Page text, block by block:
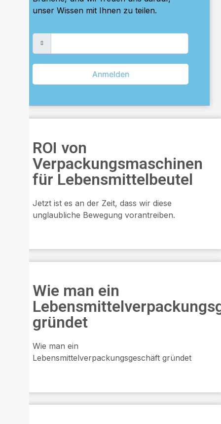
unser Wissen mit Ihnen zu teilen.
Anmelden
ROI von
Verpackungsmaschinen
für Lebensmittelbeutel
Jetzt ist es an der Zeit, dass wir diese
unglaubliche Bewegung vorantreiben.
Wie man ein
gründet
Wie man ein
Lebensmittelverpackungsgeschäft gründet